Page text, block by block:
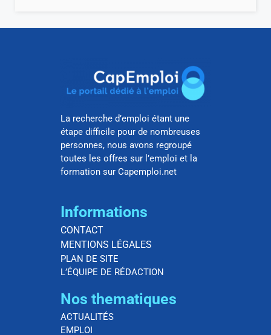
La recherche d’emploi étant une
étape difficile pour de nombreuses
personnes, nous avons regroupé
toutes les offres sur l’emploi et la
formation sur Capemploi.net
Informations
CONTACT
MENTIONS LÉGALES
PLAN DE SITE
L’ÉQUIPE DE RÉDACTION
Nos thematiques
ACTUALITÉS
EMPLOI